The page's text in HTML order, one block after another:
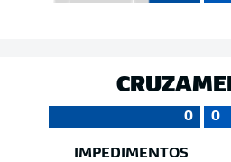
0 0
IMPEDIMENTOS